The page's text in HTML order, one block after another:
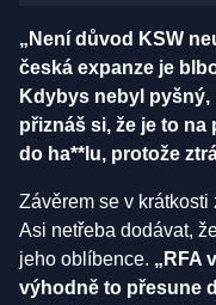
„Není důvod KSW
česká expanze je
Kdybys nebyl pyšný,
přiznáš si, že je to na
do ha**lu, protože
Závěrem se v
Asi netřeba dodávat,
jeho oblíbence. „RFA
výhodně to přesune